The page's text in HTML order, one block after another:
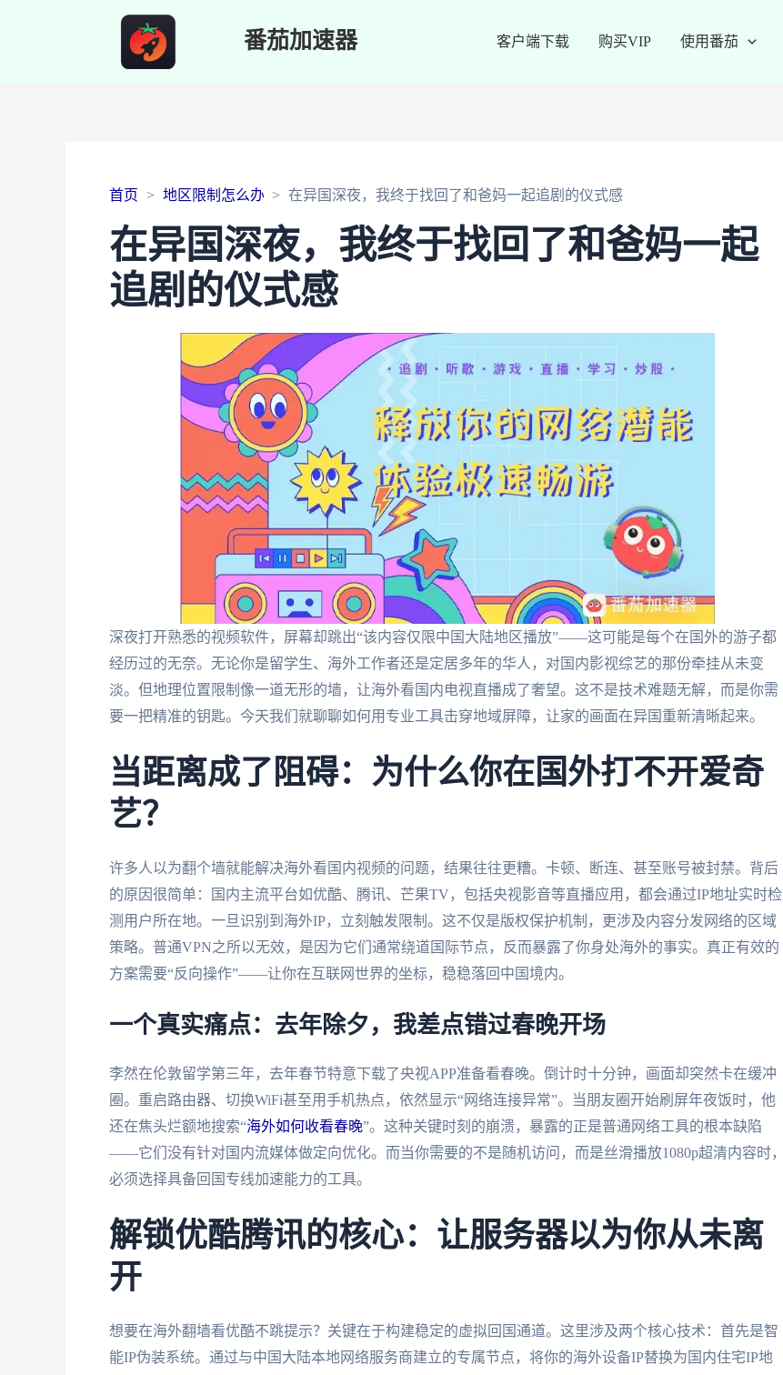
番茄加速器 客户端下载 购买VIP 使用番茄
首页 地区限制怎么办 在异国深夜，我终于找回了和爸妈一起追剧的仪式感
在异国深夜，我终于找回了和爸妈一起
追剧的仪式感
深夜打开熟悉的视频软件，屏幕却跳出“该内容仅限中国大陆地区播放”——这可能是每个在国外的游子都
经历过的无奈。无论你是留学生、海外工作者还是定居多年的华人，对国内影视综艺的那份牵挂从未变
淡。但地理位置限制像一道无形的墙，让海外看国内电视直播成了奢望。这不是技术难题无解，而是你需
要一把精准的钥匙。今天我们就聊聊如何用专业工具击穿地域屏障，让家的画面在异国重新清晰起来。
当距离成了阻碍：为什么你在国外打不开爱奇
艺？
许多人以为翻个墙就能解决海外看国内视频的问题，结果往往更糟。卡顿、断连、甚至账号被封禁。背后
的原因很简单：国内主流平台如优酷、腾讯、芒果TV，包括央视影音等直播应用，都会通过IP地址实时检
测用户所在地。一旦识别到海外IP，立刻触发限制。这不仅是版权保护机制，更涉及内容分发网络的区域
策略。普通VPN之所以无效，是因为它们通常绕道国际节点，反而暴露了你身处海外的事实。真正有效的
方案需要“反向操作”——让你在互联网世界的坐标，稳稳落回中国境内。
一个真实痛点：去年除夕，我差点错过春晚开场
李然在伦敦留学第三年，去年春节特意下载了央视APP准备看春晚。倒计时十分钟，画面却突然卡在缓冲
圈。重启路由器、切换WiFi甚至用手机热点，依然显示“网络连接异常”。当朋友圈开始刷屏年夜饭时，他
还在焦头烂额地搜索“海外如何收看春晚”。这种关键时刻的崩溃，暴露的正是普通网络工具的根本缺陷
——它们没有针对国内流媒体做定向优化。而当你需要的不是随机访问，而是丝滑播放1080p超清内容时，
必须选择具备回国专线加速能力的工具。
解锁优酷腾讯的核心：让服务器以为你从未离
开
想要在海外翻墙看优酷不跳提示？关键在于构建稳定的虚拟回国通道。这里涉及两个核心技术：首先是智
能IP伪装系统。通过与中国大陆本地网络服务商建立的专属节点，将你的海外设备IP替换为国内住宅IP地